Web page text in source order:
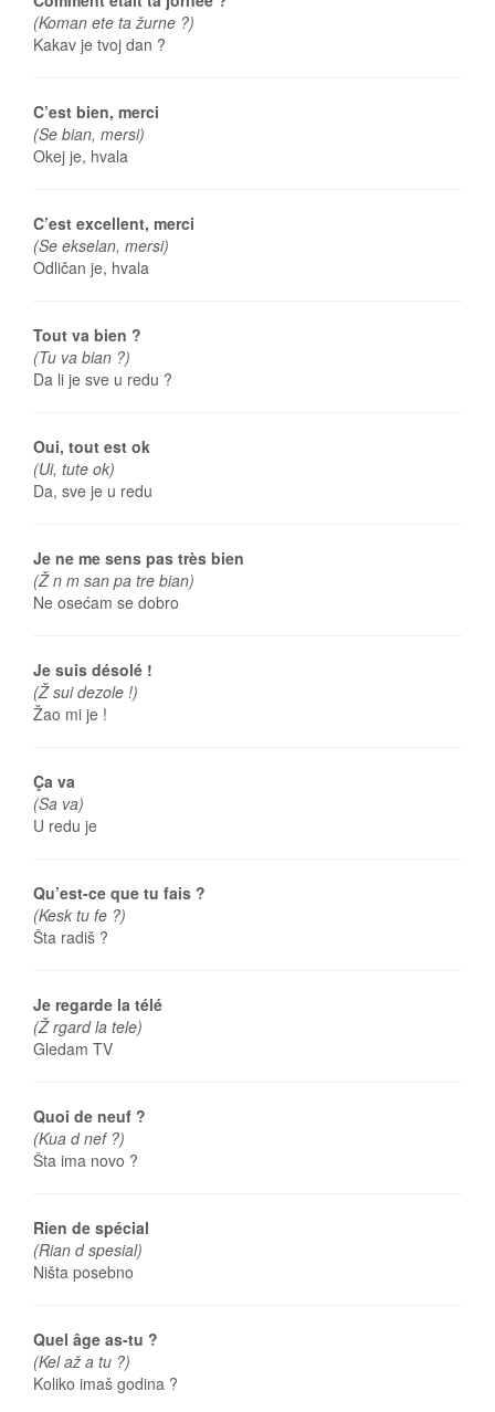
(Koman ete ta žurne ?)
Kakav je tvoj dan ?
C’est bien, merci
(Se bian, mersi)
Okej je, hvala
C’est excellent, merci
(Se ekselan, mersi)
Odličan je, hvala
Tout va bien ?
(Tu va bian ?)
Da li je sve u redu ?
Oui, tout est ok
(Ui, tute ok)
Da, sve je u redu
Je ne me sens pas très bien
(Ž n m san pa tre bian)
Ne osećam se dobro
Je suis désolé !
(Ž sui dezole !)
Žao mi je !
Ça va
(Sa va)
U redu je
Qu’est-ce que tu fais ?
(Kesk tu fe ?)
Šta radiš ?
Je regarde la télé
(Ž rgard la tele)
Gledam TV
Quoi de neuf ?
(Kua d nef ?)
Šta ima novo ?
Rien de spécial
(Rian d spesial)
Ništa posebno
Quel âge as-tu ?
(Kel až a tu ?)
Koliko imaš godina ?